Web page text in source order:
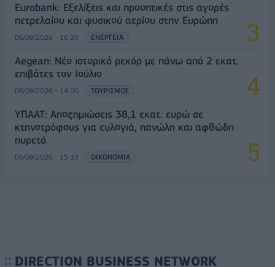
Eurobank: Εξελίξεις και προοπτικές στις αγορές
πετρελαίου και φυσικού αερίου στην Ευρώπη
06/08/2026 - 16:20 ΕΝΕΡΓΕΙΑ
Aegean: Νέο ιστορικό ρεκόρ με πάνω από 2 εκατ.
επιβάτες τον Ιούλιο
06/08/2026 - 14:00 ΤΟΥΡΙΣΜΟΣ
ΥΠΑΑΤ: Αποζημιώσεις 38,1 εκατ. ευρώ σε
κτηνοτρόφους για ευλογιά, πανώλη και αφθώδη
πυρετό
06/08/2026 - 15:33 ΟΙΚΟΝΟΜΙΑ
DIRECTION BUSINESS NETWORK